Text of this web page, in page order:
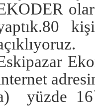
yüzde